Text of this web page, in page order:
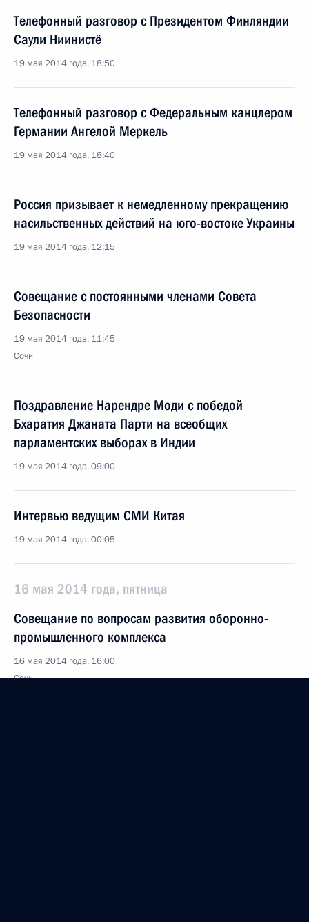
Телефонный разговор с Президентом Финляндии
Саули Ниинистё
19 мая 2014 года, 18:50
Телефонный разговор с Федеральным канцлером
Германии Ангелой Меркель
19 мая 2014 года, 18:40
Россия призывает к немедленному прекращению
насильственных действий на юго-востоке Украины
19 мая 2014 года, 12:15
Совещание с постоянными членами Совета
Безопасности
19 мая 2014 года, 11:45
Сочи
Поздравление Нарендре Моди с победой
Бхаратия Джаната Парти на всеобщих
парламентских выборах в Индии
19 мая 2014 года, 09:00
Интервью ведущим СМИ Китая
19 мая 2014 года, 00:05
16 мая 2014 года, пятница
Совещание по вопросам развития оборонно-
промышленного комплекса
16 мая 2014 года, 16:00
Сочи